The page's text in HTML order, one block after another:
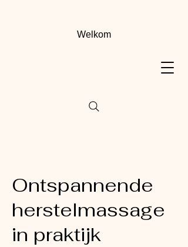
Welkom
Ontspannende
herstelmassage
in praktijk